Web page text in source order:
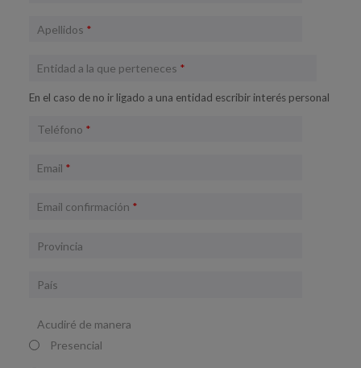
Apellidos *
Entidad a la que perteneces *
En el caso de no ir ligado a una entidad escribir interés personal
Teléfono *
Email *
Email confirmación *
Provincia
País
Acudiré de manera
Presencial